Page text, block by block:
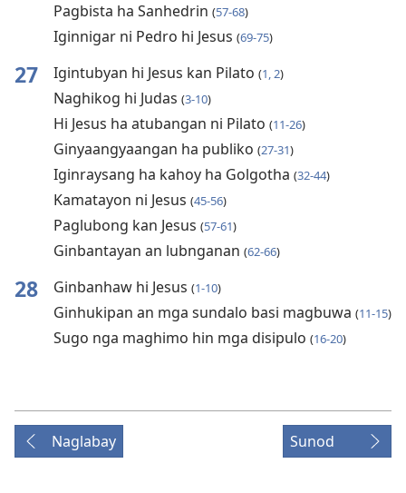
Pagbista ha Sanhedrin (57-68)
Iginnigar ni Pedro hi Jesus (69-75)
27 Igintubyan hi Jesus kan Pilato (1, 2)
Naghikog hi Judas (3-10)
Hi Jesus ha atubangan ni Pilato (11-26)
Ginyaangyaangan ha publiko (27-31)
Iginraysang ha kahoy ha Golgotha (32-44)
Kamatayon ni Jesus (45-56)
Paglubong kan Jesus (57-61)
Ginbantayan an lubnganan (62-66)
28 Ginbanhaw hi Jesus (1-10)
Ginhukipan an mga sundalo basi magbuwa (11-15)
Sugo nga maghimo hin mga disipulo (16-20)
Naglabay Sunod